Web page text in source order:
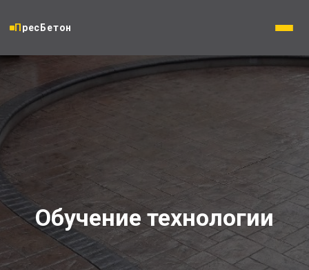
ПресБетон
Обучение технологии